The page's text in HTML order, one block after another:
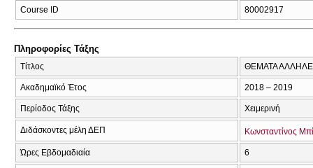
Course ID 80002917
Πληροφορίες Τάξης
Τίτλος ΘΕΜΑΤΑ
Ακαδημαϊκό Έτος 2018 – 2019
Περίοδος Τάξης Χειμερινή
Διδάσκοντες μέλη ΔΕΠ Κωνσταντίνος
Ώρες Εβδομαδιαία 6